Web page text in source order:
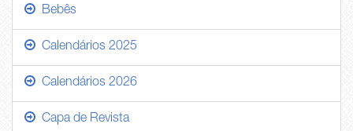
Bebês
Calendários 2025
Calendários 2026
Capa de Revista